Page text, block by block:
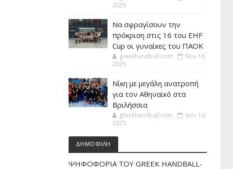
2025
Να σφραγίσουν την
πρόκριση στις 16 του EHF
Cup οι γυναίκες του ΠΑΟΚ
greekhandball.com
Nov 16,
2025
Νίκη με μεγάλη ανατροπή
για τον Αθηναϊκό στα
Βριλήσσια
greekhandball.com
Nov 16,
2025
ΔΗΜΟΦΙΛΗ
ΨΗΦΟΦΟΡΙΑ ΤΟΥ GREEK HANDBALL-